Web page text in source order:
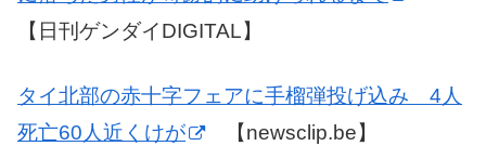
【日刊ゲンダイDIGITAL】
タイ北部の赤十字フェアに手榴弾投げ込み 4人
死亡60人近くけが
【newsclip.be】